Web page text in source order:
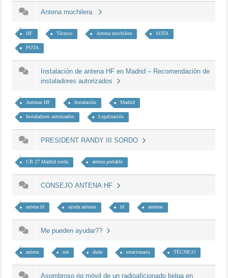
Antena mochilera.
HF Técnico Antena mochilera SOTA
POTA
Instalación de antena HF en Madrid – Recomendación de
instaladores autorizados
Antenas HF Instalación Madrid
Instaladores autorizados Legalización
PRESIDENT RANDY III SORDO
CB 27 Madrid sorda antena portable
CONSEJO ANTENA HF
antena hf ayuda antenas hf antenas
Me pueden ayudar??
antena roe duda estacionaria TÉCNICO
Asombroso rig móvil de un radioaficionado belga en